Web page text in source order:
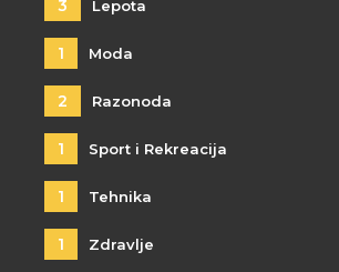
3 Lepota
1 Moda
2 Razonoda
1 Sport i Rekreacija
1 Tehnika
1 Zdravlje